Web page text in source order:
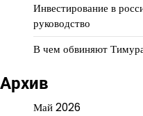
Инвестирование в
руководство
В чем обвиняют
Архив
Май 2026